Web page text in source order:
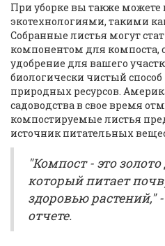
При уборке вы также можете
экотехнологиями, такими
Собранные листья могут
компонентом для компоста,
удобрение для вашего
биологически чистый
природных ресурсов.
садоводства в свое время
компостируемые листья
источник питательных
"Компост - это
который питает
здоровью растений,"
отчете.